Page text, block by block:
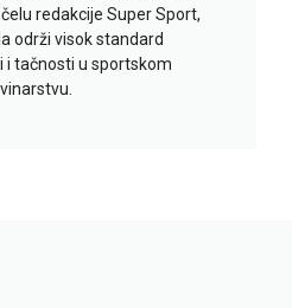
redakcije Super Sport,
održi visok standard
tačnosti u sportskom